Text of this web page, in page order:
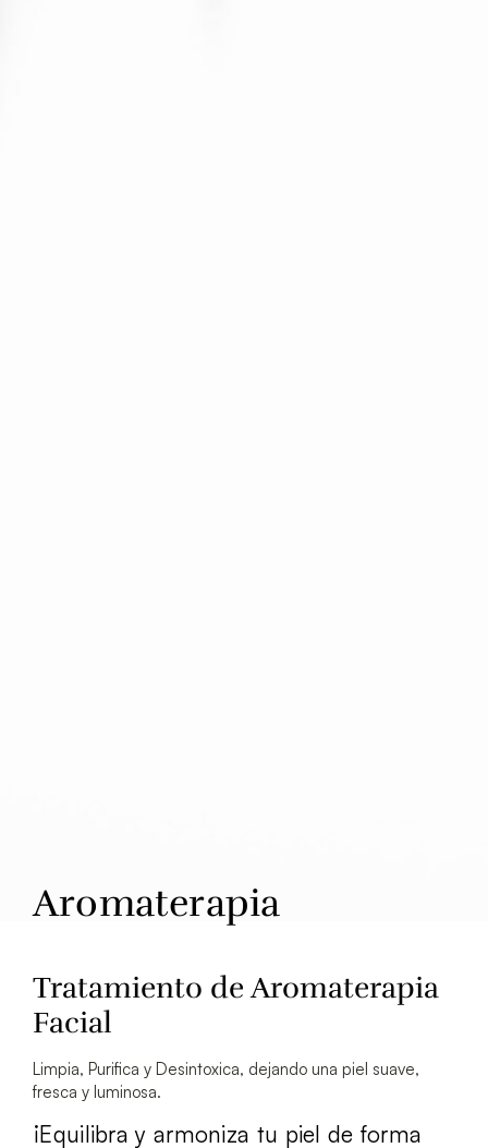
Aromaterapia
Tratamiento de Aromaterapia
Facial
Limpia, Purifica y Desintoxica, dejando una piel suave,
fresca y luminosa.
¡Equilibra y armoniza tu piel de forma